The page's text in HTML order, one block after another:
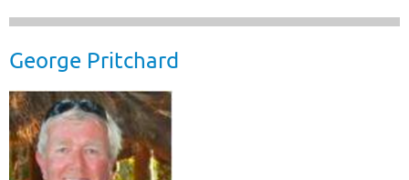
George Pritchard